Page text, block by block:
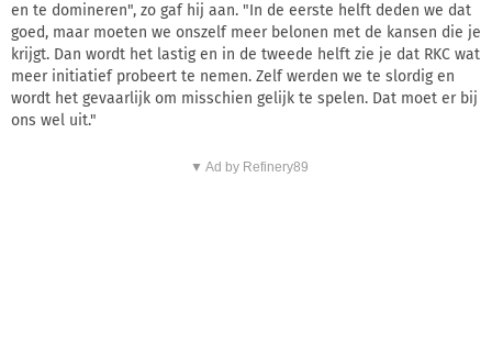
en te domineren", zo gaf hij aan. "In de eerste helft deden we dat
goed, maar moeten we onszelf meer belonen met de kansen die je
krijgt. Dan wordt het lastig en in de tweede helft zie je dat RKC wat
meer initiatief probeert te nemen. Zelf werden we te slordig en
wordt het gevaarlijk om misschien gelijk te spelen. Dat moet er bij
ons wel uit."
▼ Ad by Refinery89